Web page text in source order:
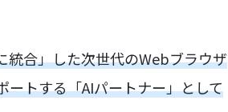
統合」した次世代のWebブラウザ
トする「AIパートナー」として